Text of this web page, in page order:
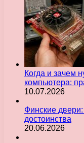
Когда и зачем
компьютера:
10.07.2026
Финские двери:
достоинства
20.06.2026